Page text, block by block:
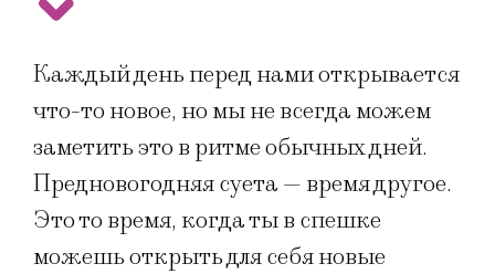
Каждый день перед нами открывается
что-то новое, но мы не всегда можем
заметить это в ритме обычных дней.
Предновогодняя суета — время другое.
Это то время, когда ты в спешке
можешь открыть для себя новые